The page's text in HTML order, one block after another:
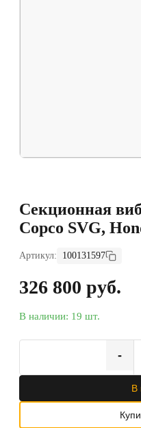
Секционная
Copco SVG,
Артикул: 100131597
326 800 руб.
В наличии: 19 шт.
-
В